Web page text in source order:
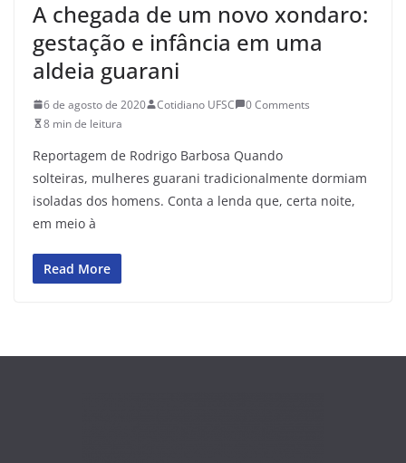
A chegada de um novo xondaro:
gestação e infância em uma
aldeia guarani
6 de agosto de 2020 Cotidiano UFSC
0 Comments
8 min de leitura
Reportagem de Rodrigo Barbosa Quando
solteiras, mulheres guarani tradicionalmente dormiam
isoladas dos homens. Conta a lenda que, certa noite,
em meio à
Read More